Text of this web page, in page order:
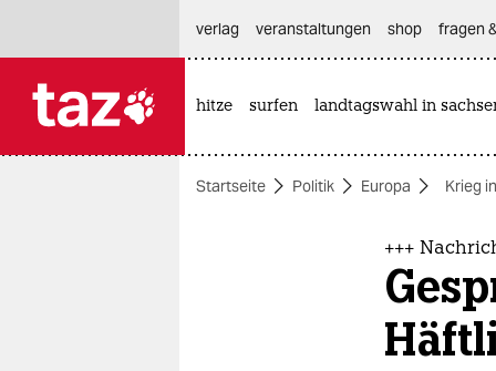
themen
verlag
veranstaltungen shop fragen
hitze surfen landtagswahl in
Startseite Politik Europa Krieg
+++